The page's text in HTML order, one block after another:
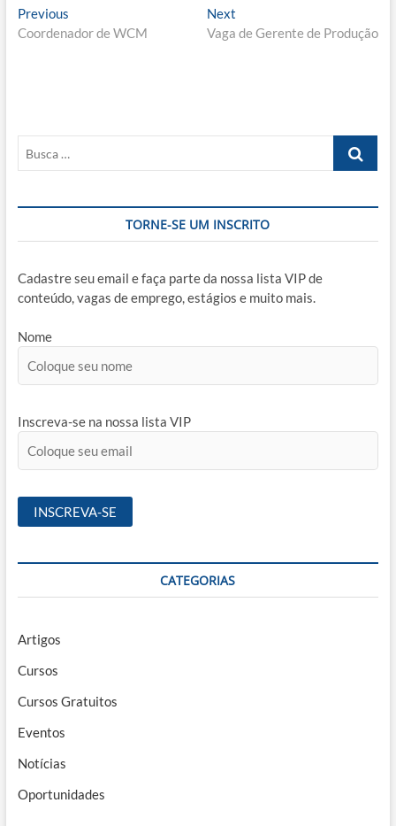
Navegação
de
PreviousPrevious
post:
Coordenador de WCM
Next
post:
Vaga de Gerente de Produção
Busca
TORNE-SE UM INSCRITO
Cadastre seu email e faça parte da nossa lista VIP de
conteúdo, vagas de emprego, estágios e muito mais.
Nome
Inscreva-se na nossa lista VIP
CATEGORIAS
Artigos
Cursos
Cursos Gratuitos
Eventos
Notícias
Oportunidades